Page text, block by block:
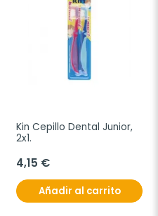
Kin Cepillo Dental Junior,
2x1.
4,15 €
Añadir al carrito